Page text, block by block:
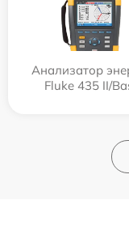
Анализатор
Fluke 435 II/